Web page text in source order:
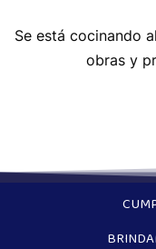
Se está cocinando
obras y